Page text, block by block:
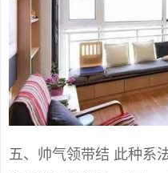
五、帅气领带结 此种系